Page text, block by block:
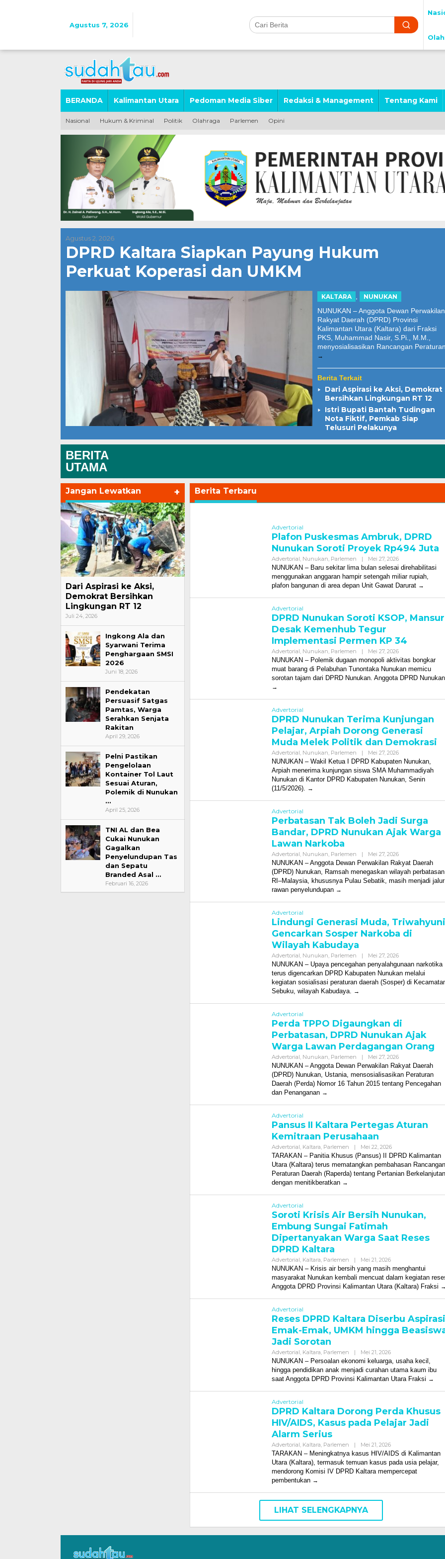
Agustus 7, 2026
BERANDA Kalimantan Utara Pedoman Media Siber Redaksi & Management Tentang Kami
Nasional Hukum & Kriminal Politik Olahraga Parlemen Opini
Agustus 2, 2026
DPRD Kaltara Siapkan Payung Hukum
Perkuat Koperasi dan UMKM
KALTARA , NUNUKAN
NUNUKAN – Anggota Dewan Perwakilan
Rakyat Daerah (DPRD) Provinsi
Kalimantan Utara (Kaltara) dari Fraksi
PKS, Muhammad Nasir, S.Pi., M.M.,
menyosialisasikan Rancangan Peraturan
Berita Terkait
Dari Aspirasi ke Aksi, Demokrat
Bersihkan Lingkungan RT 12
Istri Bupati Bantah Tudingan
Nota Fiktif, Pemkab Siap
Telusuri Pelakunya
BERITA
UTAMA
Jangan Lewatkan +
Dari Aspirasi ke Aksi,
Demokrat Bersihkan
Lingkungan RT 12
Juli 24, 2026
Ingkong Ala dan
Syarwani Terima
Penghargaan SMSI
2026
Juni 18, 2026
Pendekatan
Persuasif Satgas
Pamtas, Warga
Serahkan Senjata
Rakitan
April 29, 2026
Pelni Pastikan
Pengelolaan
Kontainer Tol Laut
Sesuai Aturan,
Polemik di Nunukan
…
April 25, 2026
TNI AL dan Bea
Cukai Nunukan
Gagalkan
Penyelundupan Tas
dan Sepatu
Branded Asal …
Februari 16, 2026
Berita Terbaru
Advertorial
Plafon Puskesmas Ambruk, DPRD
Nunukan Soroti Proyek Rp494 Juta
Advertorial, Nunukan, Parlemen | Mei 27, 2026Oleh
Redaksi
NUNUKAN – Baru sekitar lima bulan selesai direhabilitasi
menggunakan anggaran hampir setengah miliar rupiah,
plafon bangunan di area depan Unit Gawat Darurat
Advertorial
DPRD Nunukan Soroti KSOP, Mansur
Desak Kemenhub Tegur
Implementasi Permen KP 34
Advertorial, Nunukan, Parlemen | Mei 27, 2026Oleh
Redaksi
NUNUKAN – Polemik dugaan monopoli aktivitas bongkar
muat barang di Pelabuhan Tunontaka Nunukan memicu
sorotan tajam dari DPRD Nunukan. Anggota DPRD
Advertorial
DPRD Nunukan Terima Kunjungan
Pelajar, Arpiah Dorong Generasi
Muda Melek Politik dan Demokrasi
Advertorial, Nunukan, Parlemen | Mei 27, 2026Oleh
Redaksi
NUNUKAN – Wakil Ketua I DPRD Kabupaten Nunukan,
Arpiah menerima kunjungan siswa SMA Muhammadiyah
Nunukan di Kantor DPRD Kabupaten Nunukan, Senin
(11/5/2026).
Advertorial
Perbatasan Tak Boleh Jadi Surga
Bandar, DPRD Nunukan Ajak Warga
Lawan Narkoba
Advertorial, Nunukan, Parlemen | Mei 27, 2026Oleh
Redaksi
NUNUKAN – Anggota Dewan Perwakilan Rakyat Daerah
(DPRD) Nunukan, Ramsah menegaskan wilayah perbatasan
RI–Malaysia, khususnya Pulau Sebatik, masih menjadi jalur
rawan penyelundupan
Advertorial
Lindungi Generasi Muda, Triwahyuni
Gencarkan Sosper Narkoba di
Wilayah Kabudaya
Advertorial, Nunukan, Parlemen | Mei 27, 2026Oleh
Redaksi
NUNUKAN – Upaya pencegahan penyalahgunaan narkotika
terus digencarkan DPRD Kabupaten Nunukan melalui
kegiatan sosialisasi peraturan daerah (Sosper) di
Sebuku, wilayah Kabudaya.
Advertorial
Perda TPPO Digaungkan di
Perbatasan, DPRD Nunukan Ajak
Warga Lawan Perdagangan Orang
Advertorial, Nunukan, Parlemen | Mei 27, 2026Oleh
Redaksi
NUNUKAN – Anggota Dewan Perwakilan Rakyat Daerah
(DPRD) Nunukan, Ustania, mensosialisasikan Peraturan
Daerah (Perda) Nomor 16 Tahun 2015 tentang Pencegahan
dan Penanganan
Advertorial
Pansus II Kaltara Pertegas Aturan
Kemitraan Perusahaan
Advertorial, Kaltara, Parlemen | Mei 22, 2026Oleh
Redaksi
TARAKAN – Panitia Khusus (Pansus) II DPRD Kalimantan
Utara (Kaltara) terus mematangkan pembahasan Rancangan
Peraturan Daerah (Raperda) tentang Pertanian Berkelanjutan
dengan menitikberatkan
Advertorial
Soroti Krisis Air Bersih Nunukan,
Embung Sungai Fatimah
Dipertanyakan Warga Saat Reses
DPRD Kaltara
Advertorial, Kaltara, Parlemen | Mei 21, 2026Oleh
Redaksi
NUNUKAN – Krisis air bersih yang masih menghantui
masyarakat Nunukan kembali mencuat dalam kegiatan
Anggota DPRD Provinsi Kalimantan Utara (Kaltara) Fraksi
Advertorial
Reses DPRD Kaltara Diserbu Aspirasi
Emak-Emak, UMKM hingga
Jadi Sorotan
Advertorial, Kaltara, Parlemen | Mei 21, 2026Oleh
Redaksi
NUNUKAN – Persoalan ekonomi keluarga, usaha kecil,
hingga pendidikan anak menjadi curahan utama kaum ibu
saat Anggota DPRD Provinsi Kalimantan Utara Fraksi
Advertorial
DPRD Kaltara Dorong Perda Khusus
HIV/AIDS, Kasus pada Pelajar Jadi
Alarm Serius
Advertorial, Kaltara, Parlemen | Mei 21, 2026Oleh
Redaksi
TARAKAN – Meningkatnya kasus HIV/AIDS di Kalimantan
Utara (Kaltara), termasuk temuan kasus pada usia pelajar,
mendorong Komisi IV DPRD Kaltara mempercepat
pembentukan
LIHAT SELENGKAPNYA